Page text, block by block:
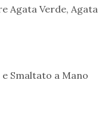
Agata Verde, Agata
Smaltato a Mano